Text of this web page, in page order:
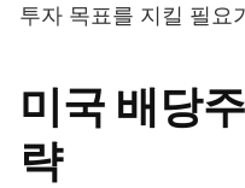
투자 목표를 지킬 필요
미국 배당
략